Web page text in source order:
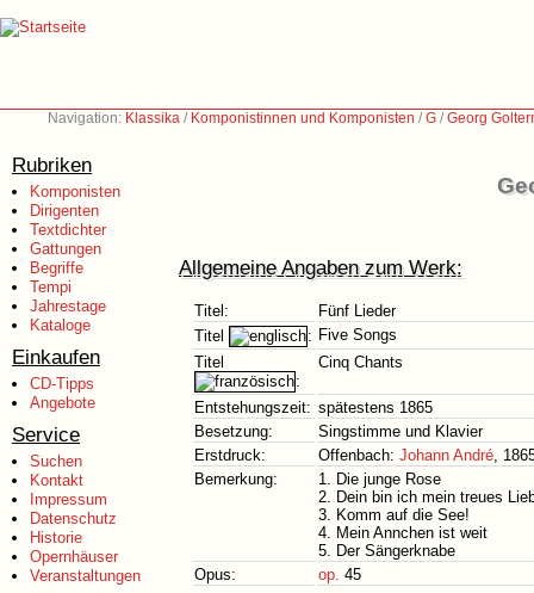
Navigation: Klassika / Komponistinnen und Komponisten /G /Georg
Rubriken
Komponisten
Dirigenten
Textdichter
Gattungen
Begriffe
Tempi
Jahrestage
Kataloge
Einkaufen
CD-Tipps
Angebote
Service
Suchen
Kontakt
Impressum
Datenschutz
Historie
Opernhäuser
Veranstaltungen
Allgemeine Angaben zum Werk:
Titel:
Fünf Lieder
Titel
: Five Songs
Titel
:
Cinq Chants
Entstehungszeit: spätestens 1865
Besetzung:
Singstimme und Klavier
Erstdruck:
Offenbach: Johann André,
Bemerkung:
1. Die junge Rose
2. Dein bin ich mein treues
3. Komm auf die See!
4. Mein Annchen ist weit
5. Der Sängerknabe
Opus:
op. 45